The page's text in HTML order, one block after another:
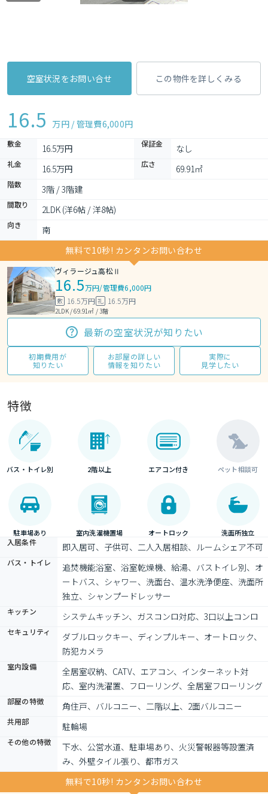
空室状況をお問い合せ この物件を詳しくみる
16.5 万円 / 管理費6,000円
敷金 16.5万円 保証金 なし
礼金 16.5万円 広さ 69.91㎡
階数 3階 / 3階建
間取り 2LDK (洋6帖 / 洋8帖)
向き
南
無料で10秒! カンタンお問い合わせ
ヴィラージュ高松Ⅱ
16.5万円/管理費6,000円
敷 16.5万円 礼 16.5万円
2LDK / 69.91㎡ / 3階
最新の空室状況が知りたい
初期費用が
知りたい
お部屋の詳しい
情報を知りたい
実際に
見学したい
特徴
バス・トイレ別 2階以上 エアコン付き ペット相談可
駐車場あり 室内洗濯機置場 オートロック 洗面所独立
入居条件 即入居可、子供可、二人入居相談、ルームシェア不可
バス・トイレ
追焚機能浴室、浴室乾燥機、給湯、バストイレ別、オ
ートバス、シャワー、洗面台、温水洗浄便座、洗面所
独立、シャンプードレッサー
キッチン システムキッチン、ガスコンロ対応、3口以上コンロ
セキュリティ
ダブルロックキー、ディンプルキー、オートロック、
防犯カメラ
室内設備
全居室収納、CATV、エアコン、インターネット対
応、室内洗濯置、フローリング、全居室フローリング
部屋の特徴 角住戸、バルコニー、二階以上、2面バルコニー
共用部 駐輪場
その他の特徴
下水、公営水道、駐車場あり、火災警報器等設置済
み、外壁タイル張り、都市ガス
無料で10秒! カンタンお問い合わせ